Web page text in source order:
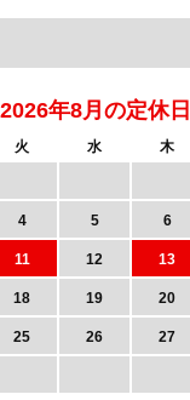
2026年8月の定休日
火 水 木
4 5 6
11 12 13
18 19 20
25 26 27